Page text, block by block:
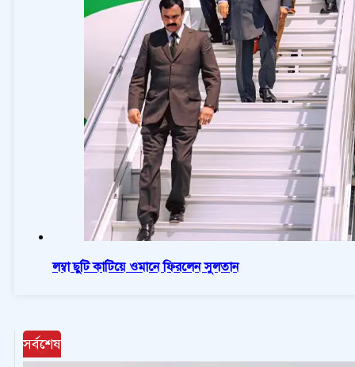
লম্বা ছুটি কাটিয়ে ওমানে ফিরলেন সুলতান
সর্বশেষ